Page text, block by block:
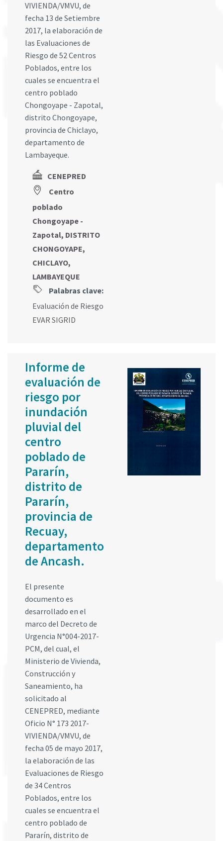
VIVIENDA/VMVU, de
fecha 13 de Setiembre
2017, la elaboración de
las Evaluaciones de
Riesgo de 52 Centros
Poblados, entre los
cuales se encuentra el
centro poblado
Chongoyape - Zapotal,
distrito Chongoyape,
provincia de Chiclayo,
departamento de
Lambayeque.
CENEPRED
Centro
poblado
Chongoyape -
Zapotal, DISTRITO
CHONGOYAPE,
CHICLAYO,
LAMBAYEQUE
Palabras clave:
Evaluación de Riesgo
EVAR SIGRID
Informe de
evaluación de
riesgo por
inundación
pluvial del
centro
poblado de
Pararín,
distrito de
Pararín,
provincia de
Recuay,
departamento
de Ancash.
El presente
documento es
desarrollado en el
marco del Decreto de
Urgencia N°004-2017-
PCM, del cual, el
Ministerio de Vivienda,
Construcción y
Saneamiento, ha
solicitado al
CENEPRED, mediante
Oficio N° 173 2017-
VIVIENDA/VMVU, de
fecha 05 de mayo 2017,
la elaboración de las
Evaluaciones de Riesgo
de 34 Centros
Poblados, entre los
cuales se encuentra el
centro poblado de
Pararín, distrito de